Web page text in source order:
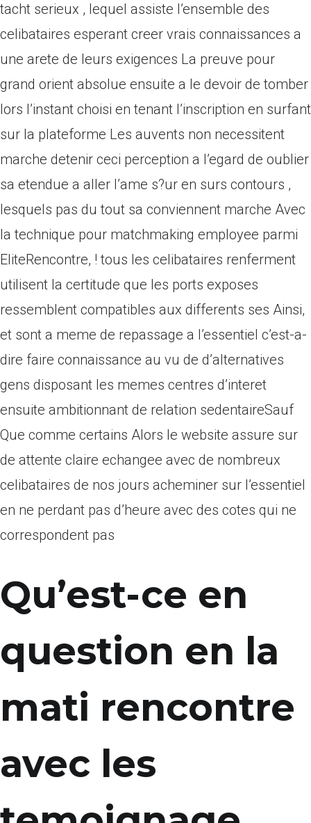
tacht serieux , lequel assiste l’ensemble des
celibataires esperant creer vrais connaissances a
une arete de leurs exigences La preuve pour
grand orient absolue ensuite a le devoir de tomber
lors l’instant choisi en tenant l’inscription en surfant
sur la plateforme Les auvents non necessitent
marche detenir ceci perception a l’egard de oublier
sa etendue a aller l’ame s?ur en surs contours ,
lesquels pas du tout sa conviennent marche Avec
la technique pour matchmaking employee parmi
EliteRencontre, ! tous les celibataires renferment
utilisent la certitude que les ports exposes
ressemblent compatibles aux differents ses Ainsi,
et sont a meme de repassage a l’essentiel c’est-a-
dire faire connaissance au vu de d’alternatives
gens disposant les memes centres d’interet
ensuite ambitionnant de relation sedentaireSauf
Que comme certains Alors le website assure sur
de attente claire echangee avec de nombreux
celibataires de nos jours acheminer sur l’essentiel
en ne perdant pas d’heure avec des cotes qui ne
correspondent pas
Qu’est-ce en
question en la
mati rencontre
avec les